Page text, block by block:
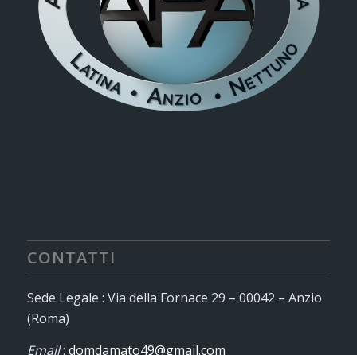
CONTATTI
Sede Legale : Via della Fornace 29 – 00042 – Anzio
(Roma)
Email: domdamato49@gmail.com